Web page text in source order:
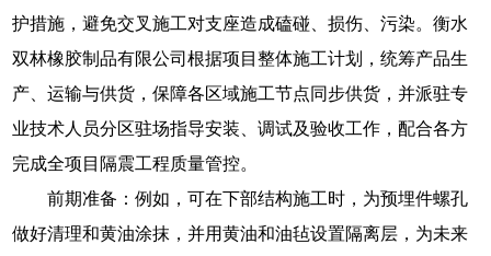
护措施，避免交叉施工对支座造成磕碰、损伤、污染。衡水
双林橡胶制品有限公司根据项目整体施工计划，统筹产品生
产、运输与供货，保障各区域施工节点同步供货，并派驻专
业技术人员分区驻场指导安装、调试及验收工作，配合各方
完成全项目隔震工程质量管控。
前期准备：例如，可在下部结构施工时，为预埋件螺孔
做好清理和黄油涂抹，并用黄油和油毡设置隔离层，为未来